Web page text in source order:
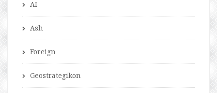
AI
Ash
Foreign
Geostrategikon